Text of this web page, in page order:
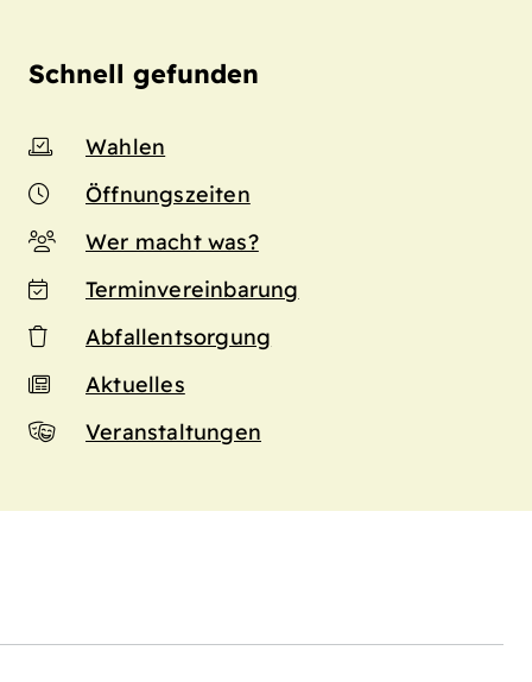
Schnell gefunden
Wahlen
Öffnungszeiten
Wer macht was?
Terminvereinbarung
Abfallentsorgung
Aktuelles
Veranstaltungen